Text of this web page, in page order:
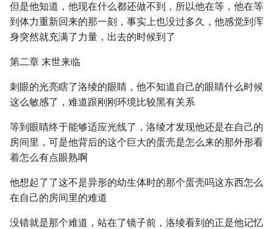
但是他知道，他现在什么都还做不到，所以他在等，他在等
到体力重新回来的那一刻，事实上也没过多久，他感觉到浑
身突然就充满了力量，出去的时候到了
第二章 末世来临
刺眼的光亮瞎了洛绫的眼睛，他不知道自己的眼睛什么时候
这么敏感了，难道跟刚刚环境比较黑有关系
等到眼睛终于能够适应光线了，洛绫才发现他还是在自己的
房间里，可是他背后的这个巨大的蛋壳是怎么来的那外形看
着怎么有点眼熟啊
他想起了了这不是异形的幼生体时的那个蛋壳吗这东西怎么
在自己的房间里的难道
没错就是那个难道，站在了镜子前，洛绫看到的正是他记忆